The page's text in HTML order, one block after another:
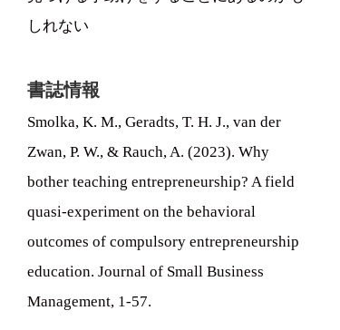
しれない
書誌情報
Smolka, K. M., Geradts, T. H. J., van der
Zwan, P. W., & Rauch, A. (2023). Why
bother teaching entrepreneurship? A field
quasi-experiment on the behavioral
outcomes of compulsory entrepreneurship
education. Journal of Small Business
Management, 1-57.